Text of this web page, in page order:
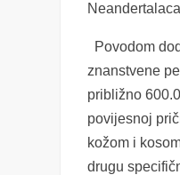
Povodom
znanstvene
približno
povijesnoj
kožom i
drugu